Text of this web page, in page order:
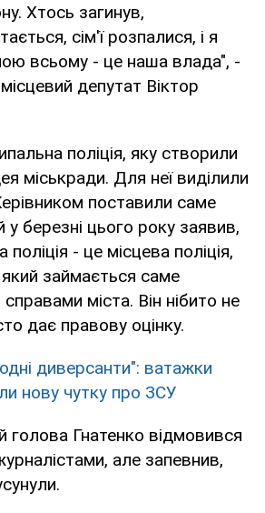
Хтось загинув,
сім'ї розпалися, і я
всьому - це наша влада", -
депутат Віктор
поліція, яку створили
міськради. Для неї виділили
поставили саме
березні цього року заявив,
- це місцева поліція,
займається саме
міста. Він нібито не
дає правову оцінку.
диверсанти": ватажки
нову чутку про ЗСУ
голова Гнатенко відмовився
але запевнив,